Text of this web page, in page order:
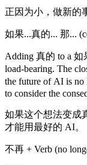
正因为小，做新的
如果...真的... 那...
Adding 真的 to a 如
load-bearing. The
the future of AI is no
to consider the
如果这个想法变成
才能用最好的 AI。
不再 + Verb (no